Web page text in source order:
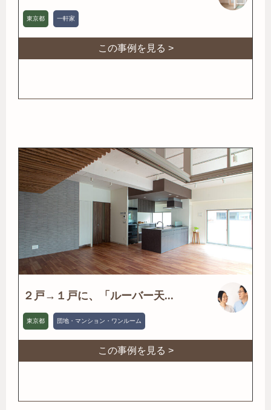
東京都 一軒家
この事例を見る >
２戸→１戸に、「ルーバー天...
東京都 団地・マンション・ワンルーム
この事例を見る >